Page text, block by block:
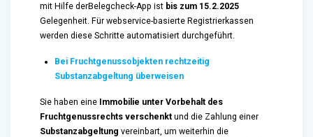
mit Hilfe derBelegcheck-App ist bis zum 15.2.2025
Gelegenheit. Für webservice-basierte Registrierkassen
werden diese Schritte automatisiert durchgeführt.
Bei Fruchtgenussobjekten rechtzeitig
Substanzabgeltung überweisen
Sie haben eine Immobilie unter Vorbehalt des
Fruchtgenussrechts verschenkt und die Zahlung einer
Substanzabgeltung vereinbart, um weiterhin die